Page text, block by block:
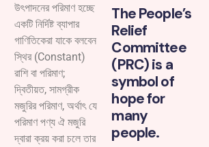
উৎপাদনের পরিমাণ হচ্ছে
একটি নির্দিষ্ট ব্যাপার
গাণিতিকেরা যাকে বলবেন
স্থির (Constant)
রাশি বা পরিমাণ;
দ্বিতীয়ত, সামগ্রীক
মজুরির পরিমাণ, অর্থাৎ যে
পরিমাণ পণ্য ঐ মজুরি
দ্বারা ক্রয় করা চলে তার
The People’s
Relief
Committee
(PRC) is a
symbol of
hope for
many
people.